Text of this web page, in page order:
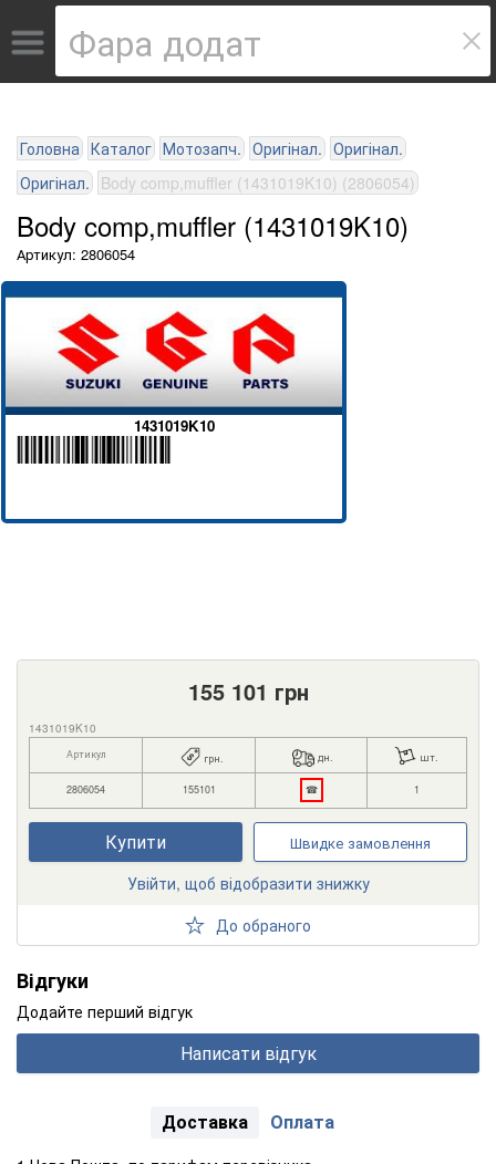
Головна Каталог Мотозапч. Оригінал. Оригінал.
Оригінал. Body comp,muffler (1431019K10) (2806054)
Body comp,muffler (1431019K10)
Артикул: 2806054
1431019K10
155 101 грн
1431019K10
Артикул грн. дн. шт.
2806054 155101 ☎ 1
Купити Швидке замовлення
Увійти, щоб відобразити знижку
До обраного
Відгуки
Додайте перший відгук
Написати відгук
Доставка Оплата